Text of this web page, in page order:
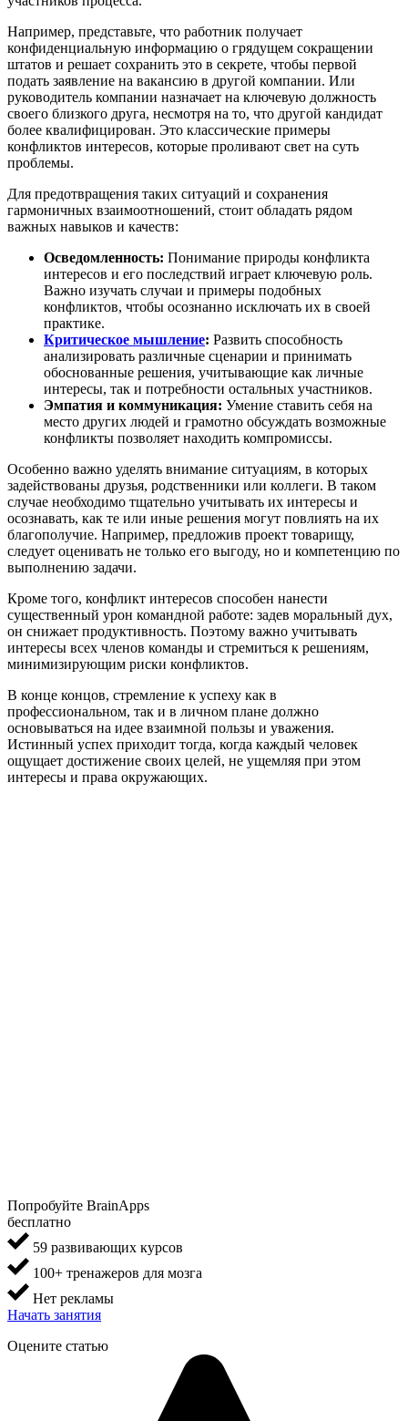
Например, представьте, что работник получает
конфиденциальную информацию о грядущем сокращении
штатов и решает сохранить это в секрете, чтобы первой
подать заявление на вакансию в другой компании. Или
руководитель компании назначает на ключевую должность
своего близкого друга, несмотря на то, что другой кандидат
более квалифицирован. Это классические примеры
конфликтов интересов, которые проливают свет на суть
проблемы.
Для предотвращения таких ситуаций и сохранения
гармоничных взаимоотношений, стоит обладать рядом
важных навыков и качеств:
Осведомленность: Понимание природы конфликта
интересов и его последствий играет ключевую роль.
Важно изучать случаи и примеры подобных
конфликтов, чтобы осознанно исключать их в своей
практике.
Критическое мышление: Развить способность
анализировать различные сценарии и принимать
обоснованные решения, учитывающие как личные
интересы, так и потребности остальных участников.
Эмпатия и коммуникация: Умение ставить себя на
место других людей и грамотно обсуждать возможные
конфликты позволяет находить компромиссы.
Особенно важно уделять внимание ситуациям, в которых
задействованы друзья, родственники или коллеги. В таком
случае необходимо тщательно учитывать их интересы и
осознавать, как те или иные решения могут повлиять на их
благополучие. Например, предложив проект товарищу,
следует оценивать не только его выгоду, но и компетенцию по
выполнению задачи.
Кроме того, конфликт интересов способен нанести
существенный урон командной работе: задев моральный дух,
он снижает продуктивность. Поэтому важно учитывать
интересы всех членов команды и стремиться к решениям,
минимизирующим риски конфликтов.
В конце концов, стремление к успеху как в
профессиональном, так и в личном плане должно
основываться на идее взаимной пользы и уважения.
Истинный успех приходит тогда, когда каждый человек
ощущает достижение своих целей, не ущемляя при этом
интересы и права окружающих.
Попробуйте BrainApps
бесплатно
59 развивающих курсов
100+ тренажеров для мозга
Нет рекламы
Начать занятия
Оцените статью